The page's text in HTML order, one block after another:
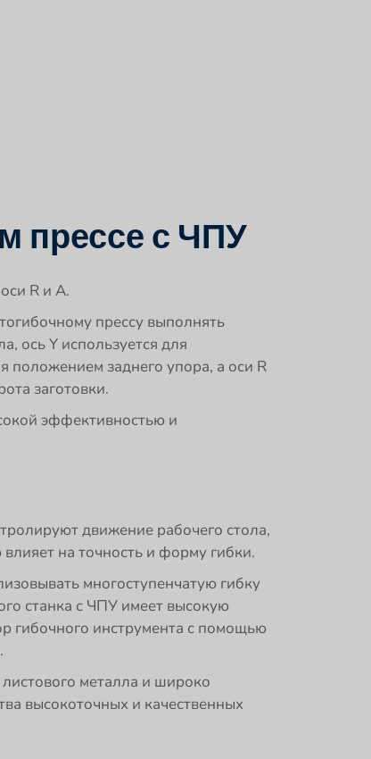
прессе с ЧПУ
R и A.
прессу выполнять
ось Y используется для
положением заднего упора, а оси R
заготовки.
эффективностью и
движение рабочего стола,
на точность и форму гибки.
многоступенчатую гибку
станка с ЧПУ имеет высокую
гибочного инструмента с помощью
металла и широко
высокоточных и качественных